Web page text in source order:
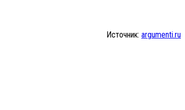
Источник: argumenti.ru